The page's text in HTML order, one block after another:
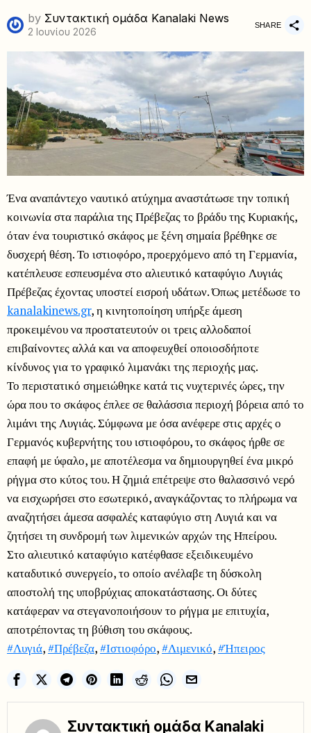
by Συντακτική ομάδα Kanalaki News
2 Ιουνίου 2026
SHARE
Ένα αναπάντεχο ναυτικό ατύχημα αναστάτωσε την τοπική
κοινωνία στα παράλια της Πρέβεζας το βράδυ της Κυριακής,
όταν ένα τουριστικό σκάφος με ξένη σημαία βρέθηκε σε
δυσχερή θέση. Το ιστιοφόρο, προερχόμενο από τη Γερμανία,
κατέπλευσε εσπευσμένα στο αλιευτικό καταφύγιο Λυγιάς
Πρέβεζας έχοντας υποστεί εισροή υδάτων. Όπως μετέδωσε το
kanalakinews.gr, η κινητοποίηση υπήρξε άμεση
προκειμένου να προστατευτούν οι τρεις αλλοδαποί
επιβαίνοντες αλλά και να αποφευχθεί οποιοσδήποτε
κίνδυνος για το γραφικό λιμανάκι της περιοχής μας.
Το περιστατικό σημειώθηκε κατά τις νυχτερινές ώρες, την
ώρα που το σκάφος έπλεε σε θαλάσσια περιοχή βόρεια από το
λιμάνι της Λυγιάς. Σύμφωνα με όσα ανέφερε στις αρχές ο
Γερμανός κυβερνήτης του ιστιοφόρου, το σκάφος ήρθε σε
επαφή με ύφαλο, με αποτέλεσμα να δημιουργηθεί ένα μικρό
ρήγμα στο κύτος του. Η ζημιά επέτρεψε στο θαλασσινό νερό
να εισχωρήσει στο εσωτερικό, αναγκάζοντας το πλήρωμα να
αναζητήσει άμεσα ασφαλές καταφύγιο στη Λυγιά και να
ζητήσει τη συνδρομή των λιμενικών αρχών της Ηπείρου.
Στο αλιευτικό καταφύγιο κατέφθασε εξειδικευμένο
καταδυτικό συνεργείο, το οποίο ανέλαβε τη δύσκολη
αποστολή της υποβρύχιας αποκατάστασης. Οι δύτες
κατάφεραν να στεγανοποιήσουν το ρήγμα με επιτυχία,
αποτρέποντας τη βύθιση του σκάφους.
#Λυγιά,#Πρέβεζα,#Ιστιοφόρο,#Λιμενικό,#Ήπειρος
Συντακτική ομάδα Kanalaki